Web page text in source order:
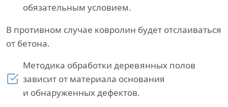
обязательным условием.
В противном случае ковролин будет отслаиваться
от бетона.
Методика обработки деревянных полов
зависит от материала основания
и обнаруженных дефектов.